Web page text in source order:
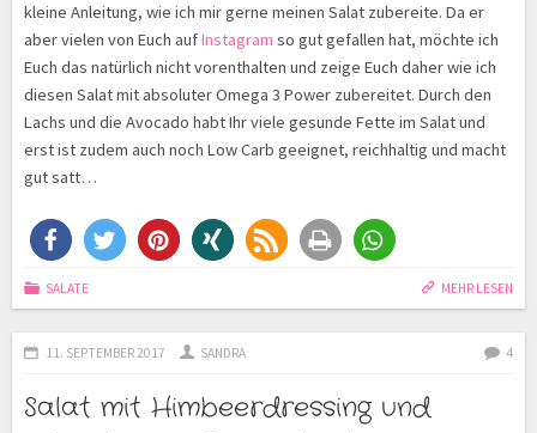
kleine Anleitung, wie ich mir gerne meinen Salat zubereite. Da er
aber vielen von Euch aufInstagram so gut gefallen hat, möchte ich
Euch das natürlich nicht vorenthalten und zeige Euch daher wie ich
diesen Salat mit absoluter Omega 3 Power zubereitet. Durch den
Lachs und die Avocado habt Ihr viele gesunde Fette im Salat und
erst ist zudem auch noch Low Carb geeignet, reichhaltig und macht
gut satt…
MEHR LESEN
SALATE
11. SEPTEMBER 2017 SANDRA 4
Salat mit Himbeerdressing und